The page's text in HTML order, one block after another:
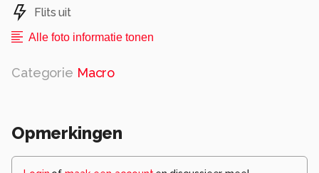
Flits uit
Alle foto informatie tonen
Categorie Macro
Opmerkingen